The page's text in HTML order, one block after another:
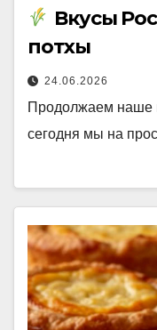
Вкусы
потхы
24.06.2026
Продолжаем наше
сегодня мы на